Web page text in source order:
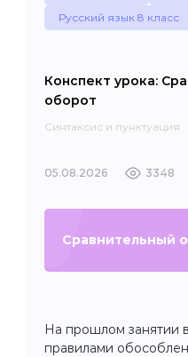
Русский язык 8 класс
Конспект урока:
оборот
Синтаксис и пунктуация
05.08.2026 3348
Сравнительный
На прошлом занятии
правилами